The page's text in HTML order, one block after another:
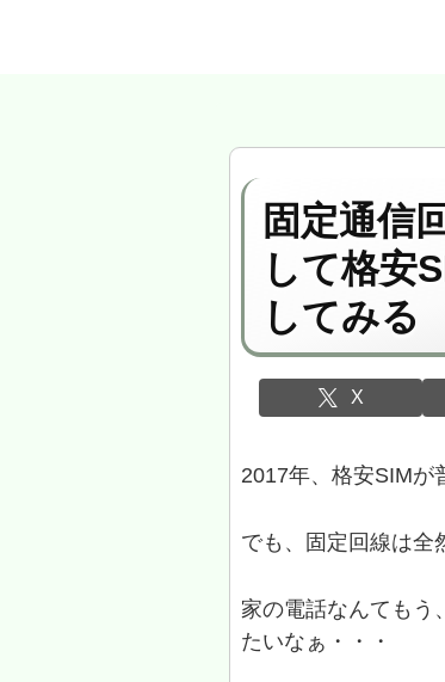
固定通信
して格安
してみる
X
2017年、格安SIMが
でも、固定回線は全
家の電話なんてもう
たいなぁ・・・